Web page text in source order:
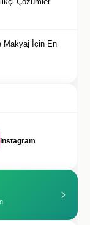
Makyaj İçin En
Instagram